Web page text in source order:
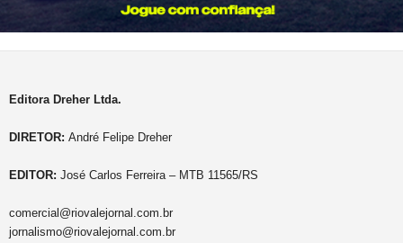
Editora Dreher Ltda.
DIRETOR: André Felipe Dreher
EDITOR: José Carlos Ferreira – MTB 11565/RS
comercial@riovalejornal.com.br
jornalismo@riovalejornal.com.br